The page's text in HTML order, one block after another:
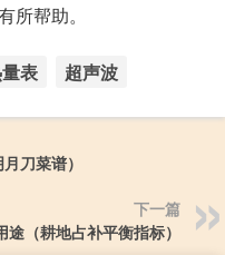
所帮助。
表 超声波
刀菜谱）
下一篇
（耕地占补平衡指标）